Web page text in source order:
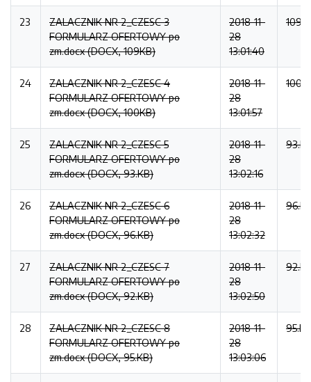
23
ZALACZNIK NR 2_CZESC 3
FORMULARZ OFERTOWY po
zm.docx (DOCX, 109KB)
2018-11-
28
13:01:40
24
ZALACZNIK NR 2_CZESC 4
FORMULARZ OFERTOWY po
zm.docx (DOCX, 100KB)
2018-11-
28
13:01:57
25
ZALACZNIK NR 2_CZESC 5
FORMULARZ OFERTOWY po
zm.docx (DOCX, 93.KB)
2018-11-
28
13:02:16
26
ZALACZNIK NR 2_CZESC 6
FORMULARZ OFERTOWY po
zm.docx (DOCX, 96.KB)
2018-11-
28
13:02:32
27
ZALACZNIK NR 2_CZESC 7
FORMULARZ OFERTOWY po
zm.docx (DOCX, 92.KB)
2018-11-
28
13:02:50
28
ZALACZNIK NR 2_CZESC 8
FORMULARZ OFERTOWY po
zm.docx (DOCX, 95.KB)
2018-11-
28
13:03:06
95.KB